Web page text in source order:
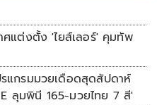
ศแต่งตั้ง 'ไยส์เลอร์' คุมทัพ
แกรมมวยเดือดสุดสัปดาห์
ลุมพินี 165-มวยไทย 7 สี'